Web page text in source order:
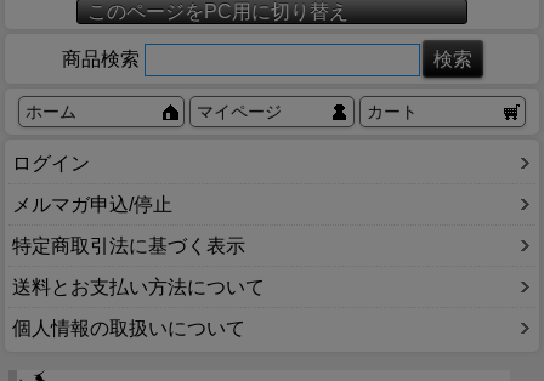
このページをPC用に切り替え
商品検索
ホーム マイページ カート
ログイン
メルマガ申込/停止
特定商取引法に基づく表示
送料とお支払い方法について
個人情報の取扱いについて